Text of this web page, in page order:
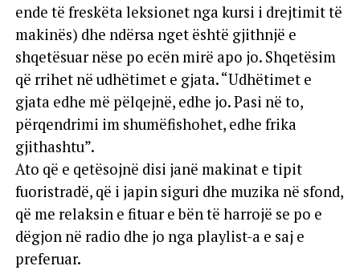
ende të freskëta leksionet nga kursi i drejtimit të
makinës) dhe ndërsa nget është gjithnjë e
shqetësuar nëse po ecën mirë apo jo. Shqetësim
që rrihet në udhëtimet e gjata. “Udhëtimet e
gjata edhe më pëlqejnë, edhe jo. Pasi në to,
përqendrimi im shumëfishohet, edhe frika
gjithashtu”.
Ato që e qetësojnë disi janë makinat e tipit
fuoristradë, që i japin siguri dhe muzika në sfond,
që me relaksin e fituar e bën të harrojë se po e
dëgjon në radio dhe jo nga playlist-a e saj e
preferuar.